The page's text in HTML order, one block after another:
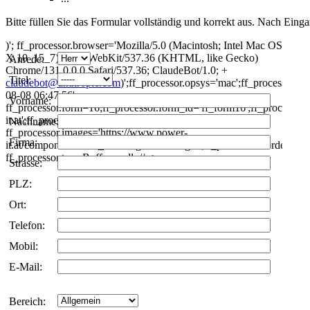
Bitte füllen Sie das Formular vollständig und korrekt aus. Nach
)'; ff_processor.browser='Mozilla/5.0 (Macintosh; Intel Mac OS
X 10_15_7) AppleWebKit/537.36 (KHTML, like Gecko)
Chrome/131.0.0.0 Safari/537.36; ClaudeBot/1.0; +
claudebot@anthropic.com
08-08 06:47:56';
it.at';ff_processor.mossite='https://www.power-it.at';
ff_processor.images='https://www.power-
it.at/components/com_breezingforms/
ff_processor.traceBuffer=null; //-->
Anrede:
Titel:
Vorname:
Nachname:
Firma:
Strasse:
PLZ:
Ort:
Telefon:
Mobil:
E-Mail:
Bereich: